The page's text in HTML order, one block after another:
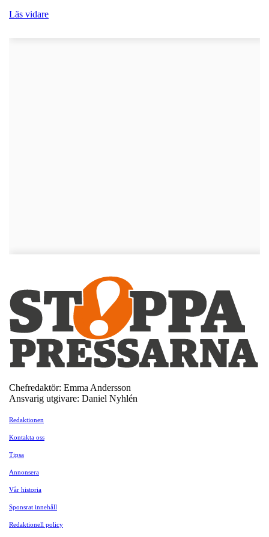
Läs vidare
Chefredaktör: Emma Andersson
Ansvarig utgivare: Daniel Nyhlén
Redaktionen
Kontakta oss
Tipsa
Annonsera
Vår historia
Sponsrat innehåll
Redaktionell policy